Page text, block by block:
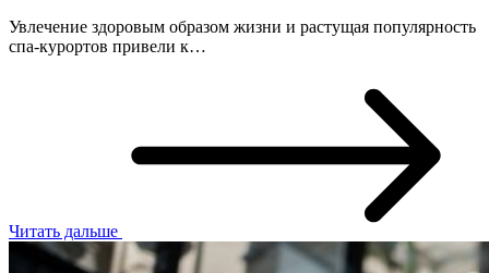
Увлечение здоровым образом жизни и растущая популярность
спа-курортов привели к…
Читать дальше